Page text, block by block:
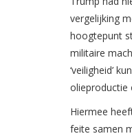
vergelijking
hoogtepunt
militaire
‘veiligheid’
olieproductie
Hiermee
feite samen